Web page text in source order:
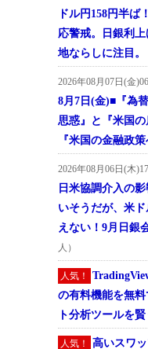
ドル円158円半
応警戒。日銀利
地ならしに注目。
2026年08月07日(金
8月7日(金)■『為
思惑』と『米国
『米国の金融政
2026年08月06日(木
日米協調介入の
いそうだが、米
えない！9月日銀
人）
人気！
の有料機能を無
ト分析ツールを
人気！
高いスワ